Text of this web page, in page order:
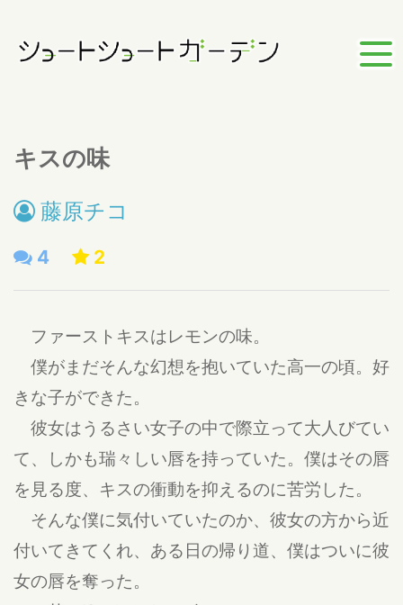
キスの味
藤原チコ
4 2
ファーストキスはレモンの味。
僕がまだそんな幻想を抱いていた高一の頃。好
きな子ができた。
彼女はうるさい女子の中で際立って大人びてい
て、しかも瑞々しい唇を持っていた。僕はその唇
を見る度、キスの衝動を抑えるのに苦労した。
そんな僕に気付いていたのか、彼女の方から近
付いてきてくれ、ある日の帰り道、僕はついに彼
女の唇を奪った。